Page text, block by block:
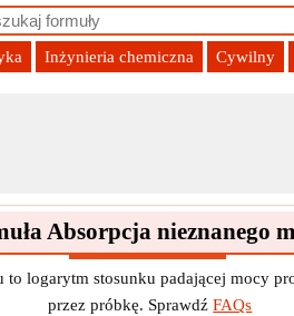
Inżynieria chemiczna Cywilny
Absorpcja nieznanego
to logarytm stosunku padającej mocy
przez próbkę. SprawdźFAQs